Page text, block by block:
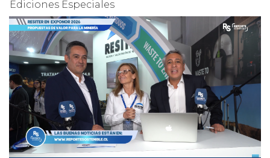
Ediciones Especiales